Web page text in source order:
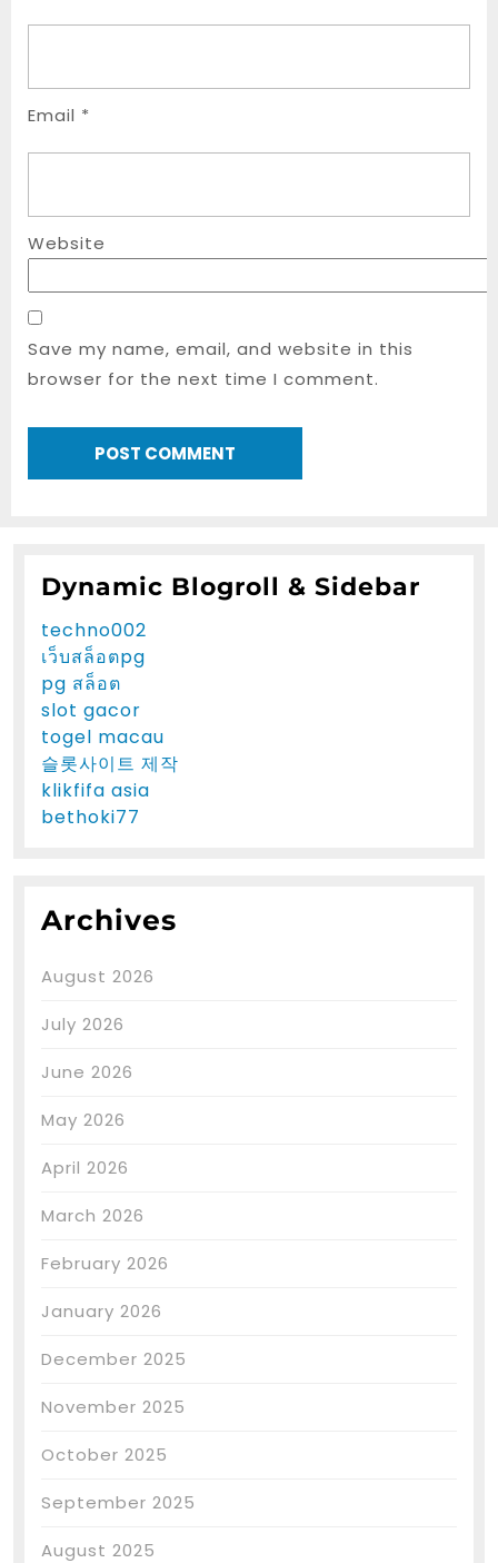
Email *
Website
Save my name, email, and website in this
browser for the next time I comment.
Dynamic Blogroll & Sidebar
techno002
เว็บสล็อตpg
pg สล็อต
slot gacor
togel macau
슬롯사이트 제작
klikfifa asia
bethoki77
Archives
August 2026
July 2026
June 2026
May 2026
April 2026
March 2026
February 2026
January 2026
December 2025
November 2025
October 2025
September 2025
August 2025